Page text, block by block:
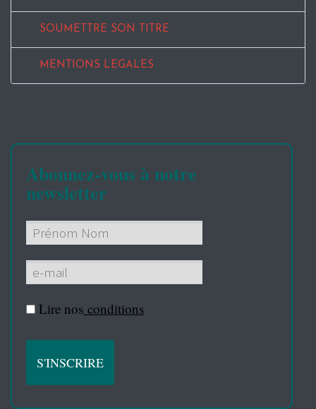
SOUMETTRE SON TITRE
MENTIONS LEGALES
Abonnez-vous à notre
newsletter
Lire nos conditions